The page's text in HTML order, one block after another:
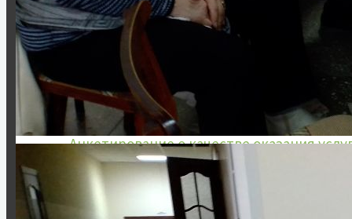
Коллектив музея
Вакансии
Полезные ссылки
Служебная информация
Анкетирование о качестве оказания
Часто задаваемые вопросы. Обратная
Схема проезда